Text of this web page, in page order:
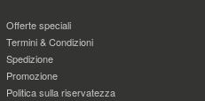
Offerte speciali
Termini & Condizioni
Spedizione
Promozione
Politica sulla riservatezza